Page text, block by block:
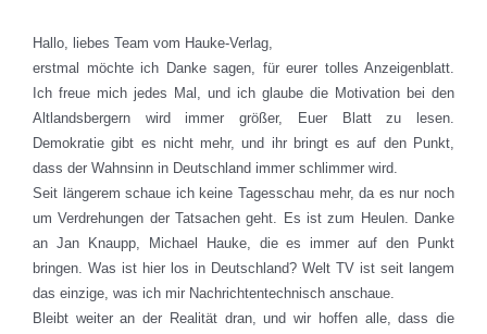
Hallo, liebes Team vom Hauke-Verlag,
erstmal möchte ich Danke sagen, für eurer tolles Anzeigenblatt.
Ich freue mich jedes Mal, und ich glaube die Motivation bei den
Altlandsbergern wird immer größer, Euer Blatt zu lesen.
Demokratie gibt es nicht mehr, und ihr bringt es auf den Punkt,
dass der Wahnsinn in Deutschland immer schlimmer wird.
Seit längerem schaue ich keine Tagesschau mehr, da es nur noch
um Verdrehungen der Tatsachen geht. Es ist zum Heulen. Danke
an Jan Knaupp, Michael Hauke, die es immer auf den Punkt
bringen. Was ist hier los in Deutschland? Welt TV ist seit langem
das einzige, was ich mir Nachrichtentechnisch anschaue.
Bleibt weiter an der Realität dran, und wir hoffen alle, dass die